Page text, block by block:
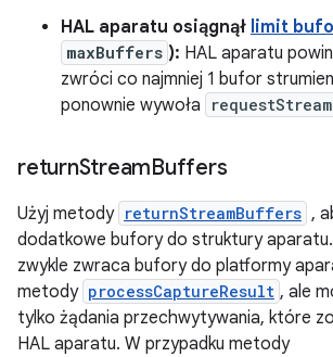
HAL aparatu osiągnął limit
maxBuffers ): HAL aparatu
zwróci co najmniej 1 bufor
ponownie wywoła
returnStreamBuffers
Użyj metody returnStreamBuffers ,
dodatkowe bufory do struktury
zwykle zwraca bufory do platformy
metody processCaptureResult , ale
tylko żądania przechwytywania, które
HAL aparatu. W przypadku metody